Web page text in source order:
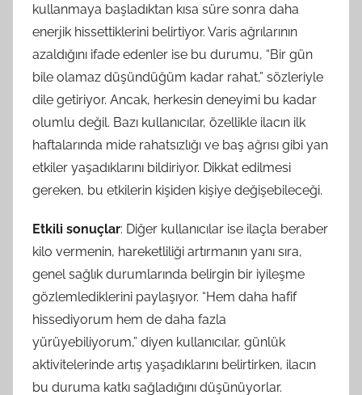
kullanmaya başladıktan kısa süre sonra daha
enerjik hissettiklerini belirtiyor. Varis ağrılarının
azaldığını ifade edenler ise bu durumu, “Bir gün
bile olamaz düşündüğüm kadar rahat,” sözleriyle
dile getiriyor. Ancak, herkesin deneyimi bu kadar
olumlu değil. Bazı kullanıcılar, özellikle ilacın ilk
haftalarında mide rahatsızlığı ve baş ağrısı gibi yan
etkiler yaşadıklarını bildiriyor. Dikkat edilmesi
gereken, bu etkilerin kişiden kişiye değişebileceği.
Etkili sonuçlar: Diğer kullanıcılar ise ilaçla beraber
kilo vermenin, hareketliliği artırmanın yanı sıra,
genel sağlık durumlarında belirgin bir iyileşme
gözlemlediklerini paylaşıyor. “Hem daha hafif
hissediyorum hem de daha fazla
yürüyebiliyorum,” diyen kullanıcılar, günlük
aktivitelerinde artış yaşadıklarını belirtirken, ilacın
bu duruma katkı sağladığını düşünüyorlar.